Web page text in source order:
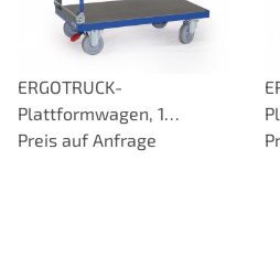
ERGOTRUCK-
Plattformwagen, 1
Ladefläche, Schiebebügel
Preis auf Anfrage